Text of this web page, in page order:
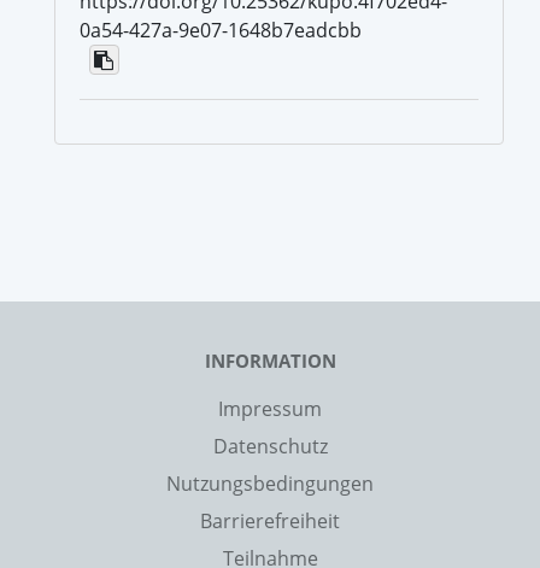
0a54-427a-9e07-1648b7eadcbb
INFORMATION
Impressum
Datenschutz
Nutzungsbedingungen
Barrierefreiheit
Teilnahme